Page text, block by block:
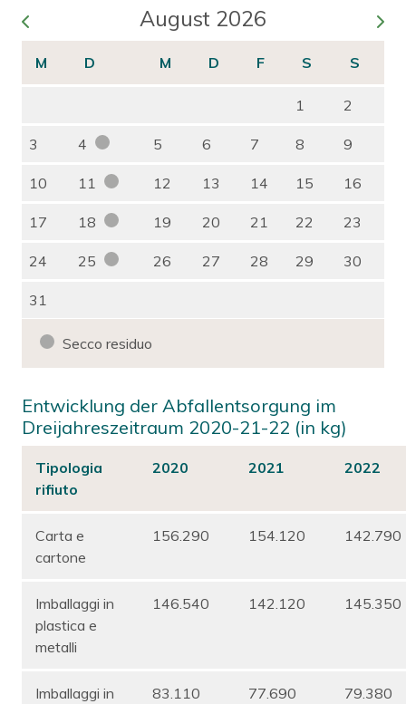
August 2026
1 2
3 4 5 6 7 8 9
10 11 12 13 14 15 16
17 18 19 20 21 22 23
24 25 26 27 28 29 30
31
Secco residuo
Entwicklung der Abfallentsorgung im
Dreijahreszeitraum 2020-21-22 (in kg)
Tipologia
rifiuto
2020 2021 2022
Carta e
cartone
156.290 154.120 142.790
Imballaggi in
plastica e
metalli
146.540 142.120 145.350
Imballaggi in
83.110 77.690 79.380